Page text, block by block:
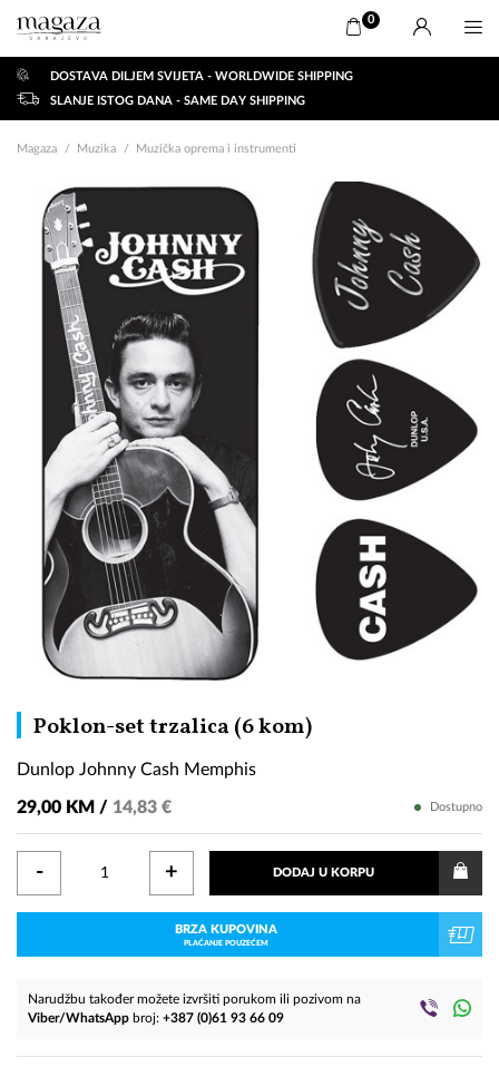
0
DOSTAVA DILJEM SVIJETA - WORLDWIDE SHIPPING
SLANJE ISTOG DANA - SAME DAY SHIPPING
Magaza Muzika Muzička oprema i instrumenti
Poklon-set trzalica (6 kom)Dunlop
Dunlop Johnny Cash Memphis
29,00 KM / 14,83 € Dostupno
- + DODAJ U KORPU
BRZA KUPOVINA
PLAĆANJE POUZEĆEM
Narudžbu također možete izvršiti porukom ili pozivom na
Viber/WhatsApp broj: +387 (0)61 93 66 09